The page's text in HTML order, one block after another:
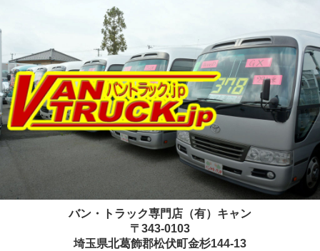
バン・トラック専門店（有）キャン
〒343-0103
埼玉県北葛飾郡松伏町金杉144-13